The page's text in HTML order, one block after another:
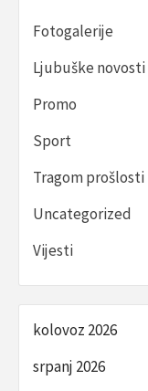
Fotogalerije
Ljubuške novosti
Promo
Sport
Tragom prošlosti
Uncategorized
Vijesti
kolovoz 2026
srpanj 2026